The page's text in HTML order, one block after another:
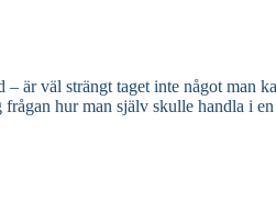
är väl strängt taget inte något man
hur man själv skulle handla i